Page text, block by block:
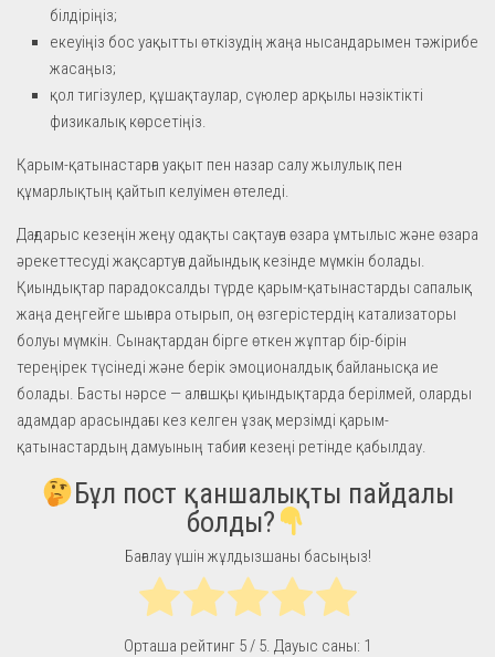
білдіріңіз;
екеуіңіз бос уақытты өткізудің жаңа нысандарымен тәжірибе
жасаңыз;
қол тигізулер, құшақтаулар, сүюлер арқылы нәзіктікті
физикалық көрсетіңіз.
Қарым-қатынастарға уақыт пен назар салу жылулық пен
құмарлықтың қайтып келуімен өтеледі.
Дағдарыс кезеңін жеңу одақты сақтауға өзара ұмтылыс және өзара
әрекеттесуді жақсартуға дайындық кезінде мүмкін болады.
Қиындықтар парадоксалды түрде қарым-қатынастарды сапалық
жаңа деңгейге шығара отырып, оң өзгерістердің катализаторы
болуы мүмкін. Сынақтардан бірге өткен жұптар бір-бірін
тереңірек түсінеді және берік эмоционалдық байланысқа ие
болады. Басты нәрсе — алғашқы қиындықтарда берілмей, оларды
адамдар арасындағы кез келген ұзақ мерзімді қарым-
қатынастардың дамуының табиғи кезеңі ретінде қабылдау.
Бұл пост қаншалықты пайдалы
болды?
Бағалау үшін жұлдызшаны басыңыз!
Орташа рейтинг 5/ 5. Дауыс саны: 1